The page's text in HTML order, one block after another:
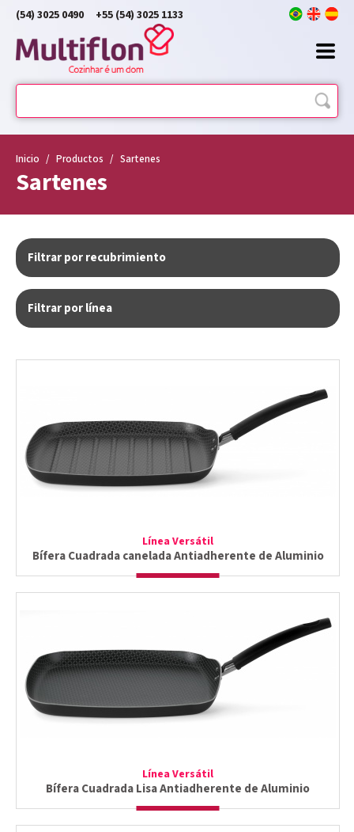
(54) 3025 0490 +55 (54) 3025 1133
Inicio / Productos / Sartenes
Sartenes
Filtrar por recubrimiento
Filtrar por línea
Línea Versátil
Bífera Cuadrada canelada Antiadherente de Aluminio
Línea Versátil
Bífera Cuadrada Lisa Antiadherente de Aluminio